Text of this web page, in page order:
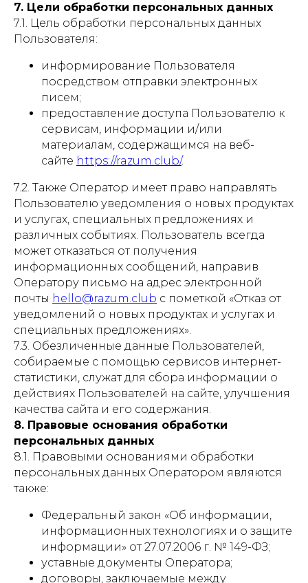
7. Цели обработки персональных данных
7.1. Цель обработки персональных данных
Пользователя:
информирование Пользователя
посредством отправки электронных
писем;
предоставление доступа Пользователю к
сервисам, информации и/или
материалам, содержащимся на веб-
сайте https://razum.club/.
7.2. Также Оператор имеет право направлять
Пользователю уведомления о новых продуктах
и услугах, специальных предложениях и
различных событиях. Пользователь всегда
может отказаться от получения
информационных сообщений, направив
Оператору письмо на адрес электронной
почты hello@razum.club с пометкой «Отказ от
уведомлений о новых продуктах и услугах и
специальных предложениях».
7.3. Обезличенные данные Пользователей,
собираемые с помощью сервисов интернет-
статистики, служат для сбора информации о
действиях Пользователей на сайте, улучшения
качества сайта и его содержания.
8. Правовые основания обработки
персональных данных
8.1. Правовыми основаниями обработки
персональных данных Оператором являются
также:
Федеральный закон «Об информации,
информационных технологиях и о защите
информации» от 27.07.2006 г. № 149-ФЗ;
уставные документы Оператора;
договоры, заключаемые между